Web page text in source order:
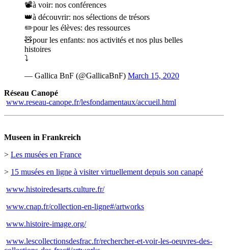
📽️à voir: nos conférences
👑à découvrir: nos sélections de trésors
✏️pour les élèves: des ressources
🧸pour les enfants: nos activités et nos plus belles
histoires
⤵️
— Gallica BnF (@GallicaBnF) March 15, 2020
Réseau Canopé
www.reseau-canope.fr/lesfondamentaux/accueil.html
Museen in Frankreich
> Les musées en France
> 15 musées en ligne à visiter virtuellement depuis son canapé
www.histoiredesarts.culture.fr/
www.cnap.fr/collection-en-ligne#/artworks
www.histoire-image.org/
www.lescollectionsdesfrac.fr/rechercher-et-voir-les-oeuvres-des-